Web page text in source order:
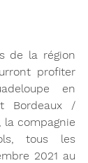
de la région
profiter
en
Bordeaux /
la compagnie
tous les
2021 au